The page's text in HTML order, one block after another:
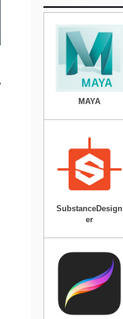
MAYA
SubstanceDesign
er